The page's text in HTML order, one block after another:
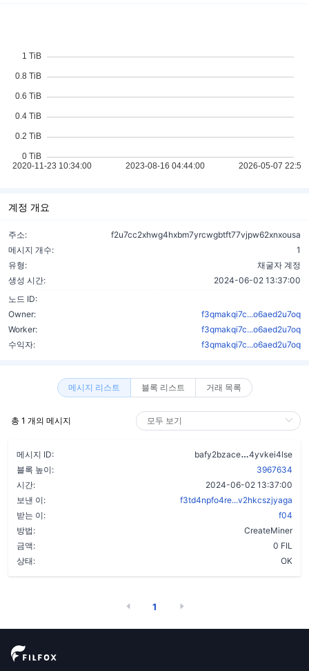
계정 개요
주소:
f2u7cc2xhwg4hxbm7yrcwgbtft77vjpw62xnxousa
메시지 개수:
1
유형:
채굴자 계정
생성 시간:
2024-06-02 13:37:00
노드 ID:
Owner:
f3qmakqi7c...o6aed2u7oq
Worker:
f3qmakqi7c...o6aed2u7oq
수익자:
f3qmakqi7c...o6aed2u7oq
메시지 리스트 블록 리스트 거래 목록
총 1 개의 메시지
메시지 ID: bafy2bzace
4yvkei4lse
블록 높이:
3967634
시간:
2024-06-02 13:37:00
보낸 이:
f3td4npfo4re...v2hkcszjyaga
받는 이:
f04
방법:
CreateMiner
금액:
0 FIL
상태:
OK
1